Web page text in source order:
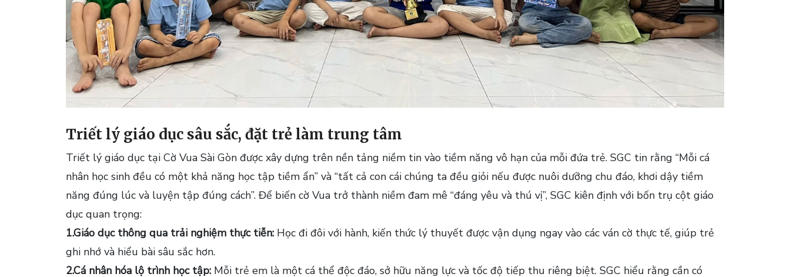
Triết lý giáo dục sâu sắc, đặt trẻ làm trung tâm
Triết lý giáo dục tại Cờ Vua Sài Gòn được xây dựng trên nền tảng niềm tin vào tiềm năng vô hạn của mỗi đứa trẻ. SGC tin rằng “Mỗi cá
nhân học sinh đều có một khả năng học tập tiềm ẩn” và “tất cả con cái chúng ta đều giỏi nếu được nuôi dưỡng chu đáo, khơi dậy tiềm
năng đúng lúc và luyện tập đúng cách”. Để biến cờ Vua trở thành niềm đam mê “đáng yêu và thú vị”, SGC kiên định với bốn trụ cột giáo
dục quan trọng:
1.Giáo dục thông qua trải nghiệm thực tiễn: Học đi đôi với hành, kiến thức lý thuyết được vận dụng ngay vào các ván cờ thực tế, giúp trẻ
ghi nhớ và hiểu bài sâu sắc hơn.
2.Cá nhân hóa lộ trình học tập: Mỗi trẻ em là một cá thể độc đáo, sở hữu năng lực và tốc độ tiếp thu riêng biệt. SGC hiểu rằng cần có